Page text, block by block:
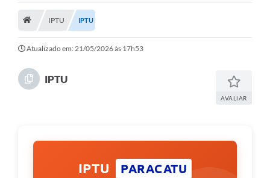
IPTU IPTU
Atualizado em: 21/05/2026 às 17h53
IPTU
AVALIAR
IPTU PARACATU